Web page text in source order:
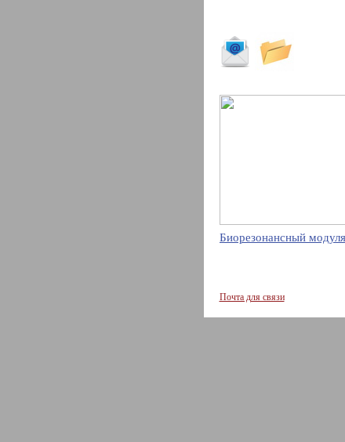
Биорезонансный
Почта для связи